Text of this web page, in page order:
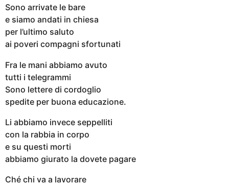
Sono arrivate le bare
e siamo andati in chiesa
per l’ultimo saluto
ai poveri compagni sfortunati
Fra le mani abbiamo avuto
tutti i telegrammi
Sono lettere di cordoglio
spedite per buona educazione.
Li abbiamo invece seppelliti
con la rabbia in corpo
e su questi morti
abbiamo giurato la dovete pagare
Ché chi va a lavorare